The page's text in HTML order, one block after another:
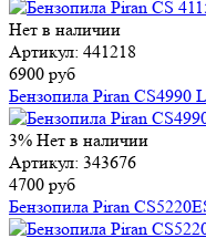
Нет в наличии
Артикул: 441218
6900 руб
Бензопила Piran CS4990
3% Нет в наличии
Артикул: 343676
4700 руб
Бензопила Piran